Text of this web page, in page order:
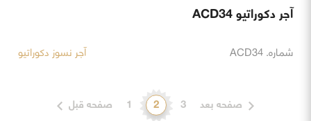
آجر دکوراتیو ACD34
شماره. ACD34 آجر نسوز دکوراتیو
صفحه قبل 1 2 3 صفحه بعد